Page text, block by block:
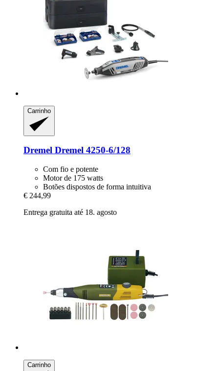
Carrinho
Dremel Dremel 4250-​6/128
Com fio e potente
Motor de 175 watts
Botões dispostos de forma intuitiva
€ 244,99
Entrega gratuita até 18. agosto
Carrinho